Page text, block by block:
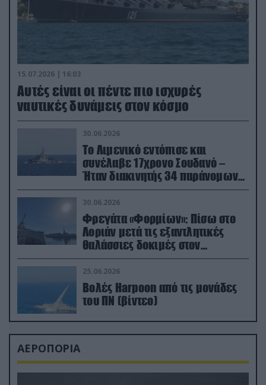
15.07.2026 | 16:03
Aυτές είναι οι πέντε πιο ισχυρές
ναυτικές δυνάμεις στον κόσμο
30.06.2026
Το Λιμενικό εντόπισε και
συνέλαβε 17χρονο Σουδανό –
Ήταν διακινητής 34 παράνομων
μεταναστών
30.06.2026
Φρεγάτα «Φορμίων»: Πίσω στο
Λοριάν μετά τις εξαντλητικές
θαλάσσιες δοκιμές στον
απαιτητικό Βισκαϊκό
25.06.2026
Βολές Harpoon από τις μονάδες
του ΠΝ (βίντεο)
ΑΕΡΟΠΟΡΙΑ